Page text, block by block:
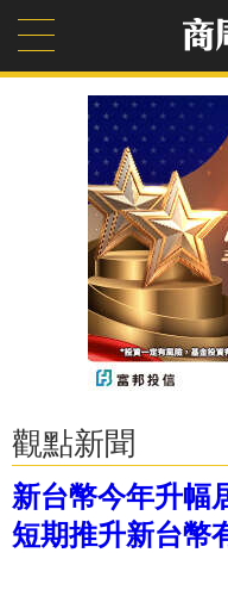
觀點新聞
新台幣今年升幅
短期推升新台幣